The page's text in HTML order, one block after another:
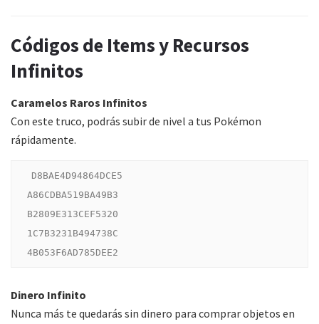
Códigos de Items y Recursos
Infinitos
Caramelos Raros Infinitos
Con este truco, podrás subir de nivel a tus Pokémon
rápidamente.
D8BAE4D94864DCE5
A86CDBA519BA49B3
B2809E313CEF5320
1C7B3231B494738C
Dinero Infinito
Nunca más te quedarás sin dinero para comprar objetos en